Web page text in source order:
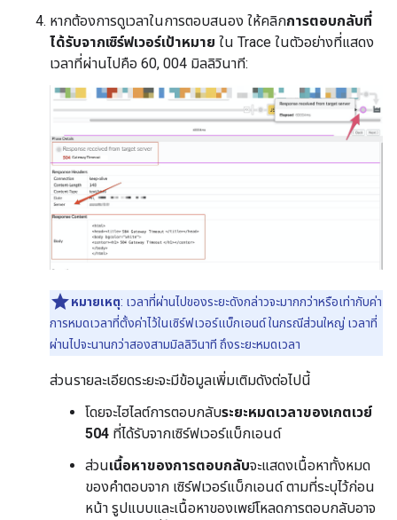
หากต้องการดูเวลาในการตอบสนอง ให้คลิกการตอบกลับที่
ได้รับจากเซิร์ฟเวอร์เป้าหมาย ใน Trace ในตัวอย่างที่แสดง
เวลาที่ผ่านไปคือ 60, 004 มิลลิวินาที:
หมายเหตุ: เวลาที่ผ่านไปของระยะดังกล่าวจะมากกว่าหรือเท่ากับค่า
การหมดเวลาที่ตั้งค่าไว้ในเซิร์ฟเวอร์แบ็กเอนด์ ในกรณีส่วนใหญ่ เวลาที่
ผ่านไปจะนานกว่าสองสามมิลลิวินาที ถึงระยะหมดเวลา
ส่วนรายละเอียดระยะจะมีข้อมูลเพิ่มเติมดังต่อไปนี้
โดยจะไฮไลต์การตอบกลับระยะหมดเวลาของเกตเวย์
504 ที่ได้รับจากเซิร์ฟเวอร์แบ็กเอนด์
ส่วนเนื้อหาของการตอบกลับจะแสดงเนื้อหาทั้งหมด
ของคำตอบจาก เซิร์ฟเวอร์แบ็กเอนด์ ตามที่ระบุไว้ก่อน
หน้า รูปแบบและเนื้อหาของเพย์โหลดการตอบกลับอาจ